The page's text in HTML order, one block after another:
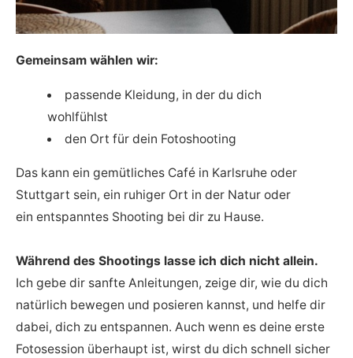
Gemeinsam wählen wir:
passende Kleidung, in der du dich
wohlfühlst
den Ort für dein Fotoshooting
Das kann ein gemütliches Café in Karlsruhe oder
Stuttgart sein, ein ruhiger Ort in der Natur oder
ein entspanntes Shooting bei dir zu Hause.
Während des Shootings lasse ich dich nicht allein.
Ich gebe dir sanfte Anleitungen, zeige dir, wie du dich
natürlich bewegen und posieren kannst, und helfe dir
dabei, dich zu entspannen. Auch wenn es deine erste
Fotosession überhaupt ist, wirst du dich schnell sicher